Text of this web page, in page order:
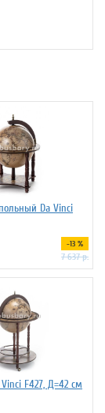
Da Vinci
-13 %
7 637 р.
F427, Д=42 см